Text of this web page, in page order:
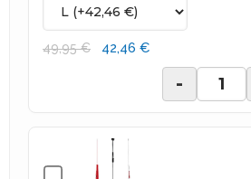
49,95 € 42,46 €
-